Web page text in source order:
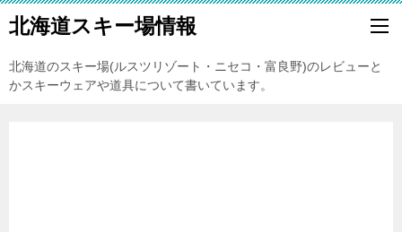
北海道スキー場情報
北海道のスキー場(ルスツリゾート・ニセコ・富良野)のレビューと
かスキーウェアや道具について書いています。